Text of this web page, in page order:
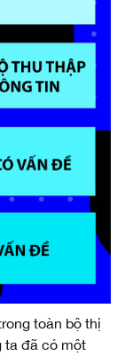
toàn bộ thị
ta đã có một